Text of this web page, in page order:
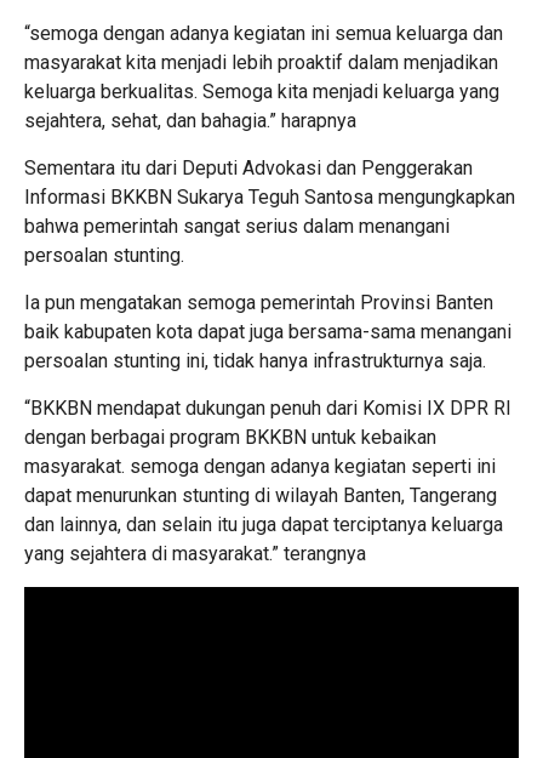
“semoga dengan adanya kegiatan ini semua keluarga dan
masyarakat kita menjadi lebih proaktif dalam menjadikan
keluarga berkualitas. Semoga kita menjadi keluarga yang
sejahtera, sehat, dan bahagia.” harapnya
Sementara itu dari Deputi Advokasi dan Penggerakan
Informasi BKKBN Sukarya Teguh Santosa mengungkapkan
bahwa pemerintah sangat serius dalam menangani
persoalan stunting.
Ia pun mengatakan semoga pemerintah Provinsi Banten
baik kabupaten kota dapat juga bersama-sama menangani
persoalan stunting ini, tidak hanya infrastrukturnya saja.
“BKKBN mendapat dukungan penuh dari Komisi IX DPR RI
dengan berbagai program BKKBN untuk kebaikan
masyarakat. semoga dengan adanya kegiatan seperti ini
dapat menurunkan stunting di wilayah Banten, Tangerang
dan lainnya, dan selain itu juga dapat terciptanya keluarga
yang sejahtera di masyarakat.” terangnya